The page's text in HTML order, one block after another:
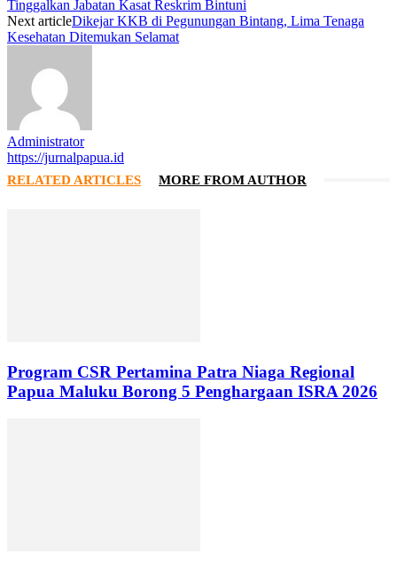
Tinggalkan Jabatan Kasat Reskrim Bintuni
Next articleDikejar KKB di Pegunungan Bintang, Lima Tenaga
Kesehatan Ditemukan Selamat
Administrator
https://jurnalpapua.id
RELATED ARTICLES MORE FROM AUTHOR
Program CSR Pertamina Patra Niaga Regional
Papua Maluku Borong 5 Penghargaan ISRA 2026